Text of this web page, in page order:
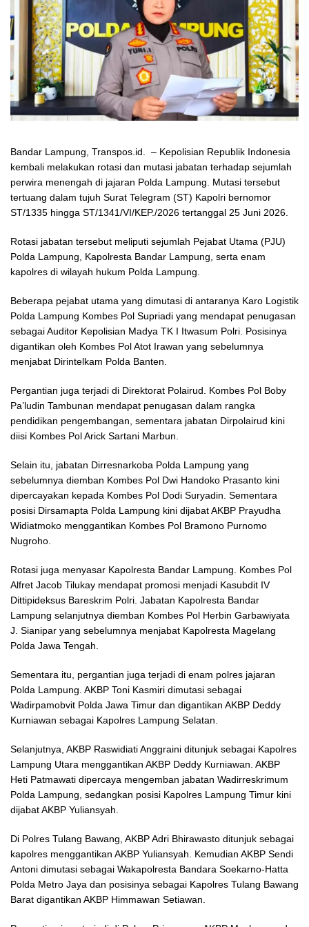
Bandar Lampung, Transpos.id. – Kepolisian Republik Indonesia
kembali melakukan rotasi dan mutasi jabatan terhadap sejumlah
perwira menengah di jajaran Polda Lampung. Mutasi tersebut
tertuang dalam tujuh Surat Telegram (ST) Kapolri bernomor
ST/1335 hingga ST/1341/VI/KEP./2026 tertanggal 25 Juni 2026.
Rotasi jabatan tersebut meliputi sejumlah Pejabat Utama (PJU)
Polda Lampung, Kapolresta Bandar Lampung, serta enam
kapolres di wilayah hukum Polda Lampung.
Beberapa pejabat utama yang dimutasi di antaranya Karo Logistik
Polda Lampung Kombes Pol Supriadi yang mendapat penugasan
sebagai Auditor Kepolisian Madya TK I Itwasum Polri. Posisinya
digantikan oleh Kombes Pol Atot Irawan yang sebelumnya
menjabat Dirintelkam Polda Banten.
Pergantian juga terjadi di Direktorat Polairud. Kombes Pol Boby
Pa’ludin Tambunan mendapat penugasan dalam rangka
pendidikan pengembangan, sementara jabatan Dirpolairud kini
diisi Kombes Pol Arick Sartani Marbun.
Selain itu, jabatan Dirresnarkoba Polda Lampung yang
sebelumnya diemban Kombes Pol Dwi Handoko Prasanto kini
dipercayakan kepada Kombes Pol Dodi Suryadin. Sementara
posisi Dirsamapta Polda Lampung kini dijabat AKBP Prayudha
Widiatmoko menggantikan Kombes Pol Bramono Purnomo
Nugroho.
Rotasi juga menyasar Kapolresta Bandar Lampung. Kombes Pol
Alfret Jacob Tilukay mendapat promosi menjadi Kasubdit IV
Dittipideksus Bareskrim Polri. Jabatan Kapolresta Bandar
Lampung selanjutnya diemban Kombes Pol Herbin Garbawiyata
J. Sianipar yang sebelumnya menjabat Kapolresta Magelang
Polda Jawa Tengah.
Sementara itu, pergantian juga terjadi di enam polres jajaran
Polda Lampung. AKBP Toni Kasmiri dimutasi sebagai
Wadirpamobvit Polda Jawa Timur dan digantikan AKBP Deddy
Kurniawan sebagai Kapolres Lampung Selatan.
Selanjutnya, AKBP Raswidiati Anggraini ditunjuk sebagai Kapolres
Lampung Utara menggantikan AKBP Deddy Kurniawan. AKBP
Heti Patmawati dipercaya mengemban jabatan Wadirreskrimum
Polda Lampung, sedangkan posisi Kapolres Lampung Timur kini
dijabat AKBP Yuliansyah.
Di Polres Tulang Bawang, AKBP Adri Bhirawasto ditunjuk sebagai
kapolres menggantikan AKBP Yuliansyah. Kemudian AKBP Sendi
Antoni dimutasi sebagai Wakapolresta Bandara Soekarno-Hatta
Polda Metro Jaya dan posisinya sebagai Kapolres Tulang Bawang
Barat digantikan AKBP Himmawan Setiawan.